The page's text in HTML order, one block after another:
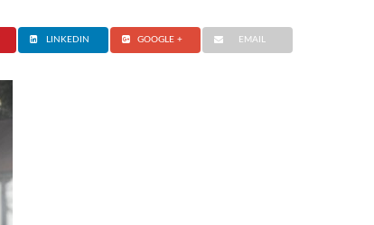
LINKEDIN GOOGLE + EMAIL